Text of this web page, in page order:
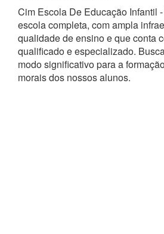
Cim Escola De Educação Infantil
escola completa, com ampla
qualidade de ensino e que conta
qualificado e especializado.
modo significativo para a
morais dos nossos alunos.